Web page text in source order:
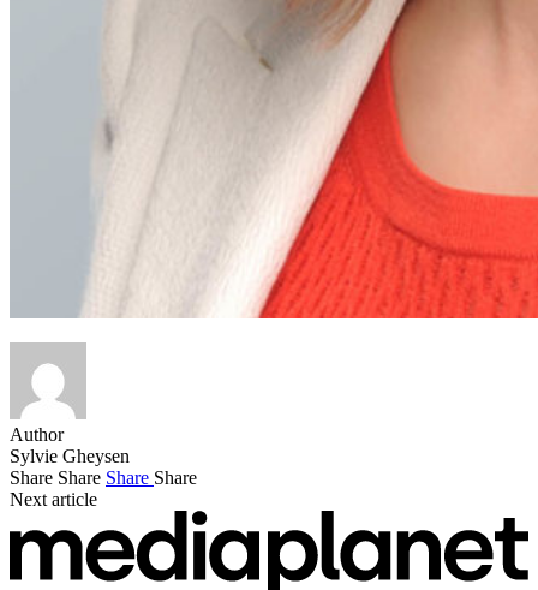
Author
Sylvie Gheysen
Share Share Share Share
Next article